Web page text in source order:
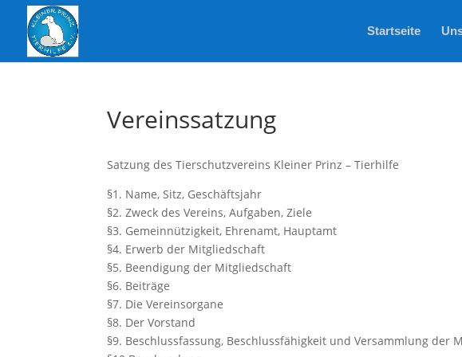
Startseite
Vereinssatzung
Satzung des Tierschutzvereins Kleiner Prinz – Tierhilfe
§1. Name, Sitz, Geschäftsjahr
§2. Zweck des Vereins, Aufgaben, Ziele
§3. Gemeinnützigkeit, Ehrenamt, Hauptamt
§4. Erwerb der Mitgliedschaft
§5. Beendigung der Mitgliedschaft
§6. Beiträge
§7. Die Vereinsorgane
§8. Der Vorstand
§9. Beschlussfassung, Beschlussfähigkeit und Versammlung der